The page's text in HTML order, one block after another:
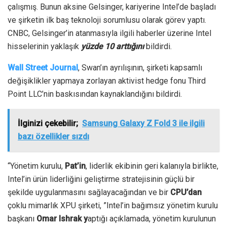
çalışmış. Bunun aksine Gelsinger, kariyerine Intel’de başladı
ve şirketin ilk baş teknoloji sorumlusu olarak görev yaptı.
CNBC, Gelsinger’in atanmasıyla ilgili haberler üzerine Intel
hisselerinin yaklaşık yüzde 10 arttığınıbildirdi.
Wall Street Journal, Swan’ın ayrılışının, şirketi kapsamlı
değişiklikler yapmaya zorlayan aktivist hedge fonu Third
Point LLC’nin baskısından kaynaklandığını bildirdi.
İlginizi çekebilir; Samsung Galaxy Z Fold 3 ile ilgili
bazı özellikler sızdı
“Yönetim kurulu, Pat’in, liderlik ekibinin geri kalanıyla birlikte,
Intel’in ürün liderliğini geliştirme stratejisinin güçlü bir
şekilde uygulanmasını sağlayacağından ve bir CPU’dan
çoklu mimarlık XPU şirketi, ”Intel’in bağımsız yönetim kurulu
başkanı Omar Ishrak yaptığı açıklamada, yönetim kurulunun